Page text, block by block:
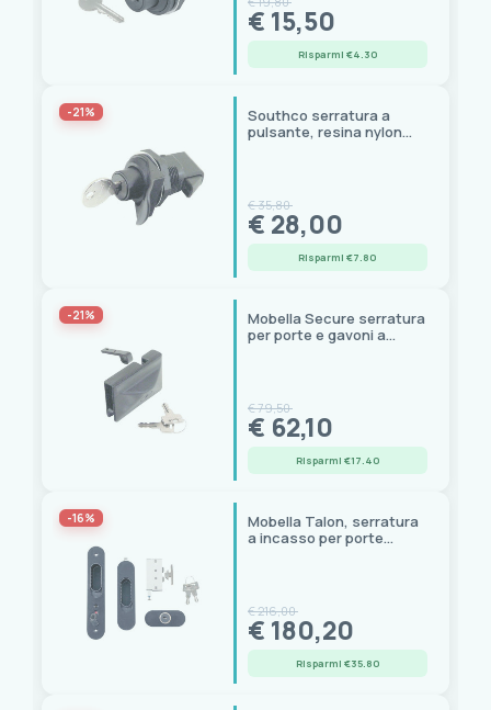
€ 15,50
Risparmi €4.30
-21%
Southco serratura a
pulsante, resina nylon
€ 35,80
€ 28,00
Risparmi €7.80
-21%
Mobella Secure serratura
per porte e gavoni a
€ 79,50
€ 62,10
Risparmi €17.40
-16%
Mobella Talon, serratura
a incasso per porte
€ 216,00
€ 180,20
Risparmi €35.80